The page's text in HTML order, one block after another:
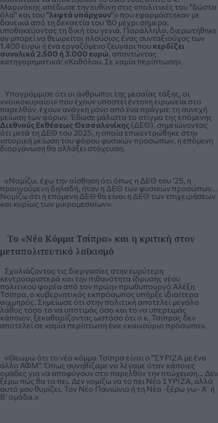
Μαρινάκης απέδωσε την ευθύνη στις «πολιτικές του "δώστα
όλα" και του "λεφτά υπάρχουν"» που εφαρμόστηκαν με
δανεικά από τη δεκαετία του '80 μέχρι σήμερα,
υποθηκεύοντας τη δική του γενιά. Παράλληλα, διερωτήθηκε
αν μπορεί να θεωρείται πλούσιος ένας συνταξιούχος των
1.400 ευρώ ή ένα εργαζόμενο ζευγάρι που κερδίζει
συνολικά 2.500 ή 3.000 ευρώ, απαντώντας
κατηγορηματικά: «Καθόλου. Σε καμία περίπτωση».
Υπογράμμισε ότι οι άνθρωποι της μεσαίας τάξης, οι
«νοικοκυραίοι» που έχουν υποστεί έντονη ειρωνεία στο
παρελθόν, έχουν ανάγκη μόνο από ένα πράγμα: τη συνεχή
μείωση των φόρων. Έδωσε μάλιστα το στίγμα της επόμενης
Διεθνούς Εκθέσεως Θεσσαλονίκης (ΔΕΘ), σημειώνοντας
ότι μετά τη ΔΕΘ του 2025, η οποία επικεντρώθηκε στην
ιστορική μείωση του φόρου φυσικών προσώπων, η επόμενη
διοργάνωση θα αλλάξει στόχευση.
«Νομίζω, έχω την αίσθηση ότι όπως η ΔΕΘ του ‘25, η
προηγούμενη δηλαδή, ήταν η ΔΕΘ των φυσικών προσώπων...
Νομίζω ότι η επόμενη ΔΕΘ θα είναι η ΔΕΘ των επιχειρήσεων
και κυρίως των μικρομεσαίων».
Το «Νέο Κόμμα Τσίπρα» και η κριτική στον
μεταπολιτευτικό λαϊκισμό
Σχολιάζοντας τις διεργασίες στην ευρύτερη
κεντροαριστερά και την πιθανότητα ίδρυσης νέου
πολιτικού φορέα από τον πρώην πρωθυπουργό Αλέξη
Τσίπρα, ο κυβερνητικός εκπρόσωπος υπήρξε ιδιαίτερα
αιχμηρός. Σημείωσε ότι στην πολιτική αποτελεί μεγάλο
λάθος τόσο το να υποτιμάς όσο και το να υπερτιμάς
κάποιον, ξεκαθαρίζοντας ωστόσο ότι ο κ. Τσίπρας δεν
αποτελεί σε καμία περίπτωση ένα «καινούριο πρόσωπο».
«Θεωρώ ότι το νέο κόμμα Τσίπρα είναι ο "ΣΥΡΙΖΑ με ένα
άλλο ΑΦΜ". Όπως συνηθίζαμε να λέγαμε όταν κάποιες
ομάδες για να αποφύγουν στο παρελθόν την πτώχευση... Δεν
ξέρω πώς θα το πει. Δεν νομίζω να το πει Νέο ΣΥΡΙΖΑ, αλλά
αυτό μου θυμίζει. Τον Νέο Πανιώνιο ή τη Νέα -ξέρω γω- Α’ ή
Β’ ομάδα.»